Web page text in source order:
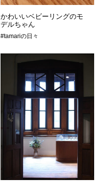
かわいいベビーリングのモ
デルちゃん
#tamariの日々